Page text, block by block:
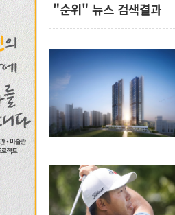
"순위" 뉴스 검색결과